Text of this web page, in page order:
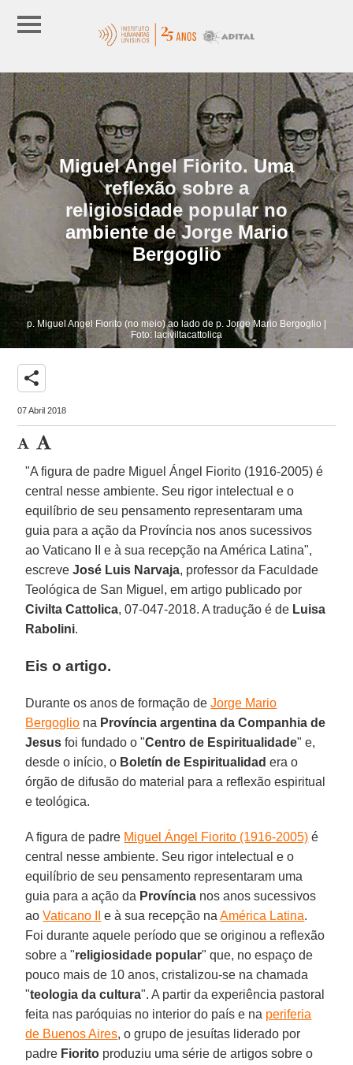
Miguel Angel Fiorito. Uma
reflexão sobre a
religiosidade popular no
ambiente de Jorge Mario
Bergoglio
p. Miguel Angel Fiorito (no meio) ao lado de p. Jorge Mario Bergoglio |
Foto: laciviltacattolica
share
07 Abril 2018
"A figura de padre Miguel Ángel Fiorito (1916-2005) é
central nesse ambiente. Seu rigor intelectual e o
equilíbrio de seu pensamento representaram uma
guia para a ação da Província nos anos sucessivos
ao Vaticano II e à sua recepção na América Latina",
escreveJosé Luis Narvaja, professor da Faculdade
Teológica de San Miguel, em artigo publicado por
Civilta Cattolica, 07-047-2018. A tradução é de Luisa
Rabolini.
Eis o artigo.
Durante os anos de formação deJorge Mario
Bergoglio na Província argentina da Companhia de
Jesus foi fundado o "Centro de Espiritualidade" e,
desde o início, o Boletín de Espiritualidad era o
órgão de difusão do material para a reflexão espiritual
e teológica.
A figura de padre Miguel Ángel Fiorito (1916-2005) é
central nesse ambiente. Seu rigor intelectual e o
equilíbrio de seu pensamento representaram uma
guia para a ação da Província nos anos sucessivos
aoVaticano II e à sua recepção naAmérica Latina.
Foi durante aquele período que se originou a reflexão
sobre a "religiosidade popular" que, no espaço de
pouco mais de 10 anos, cristalizou-se na chamada
"teologia da cultura". A partir da experiência pastoral
feita nas paróquias no interior do país e na periferia
de Buenos Aires, o grupo de jesuítas liderado por
padre Fiorito produziu uma série de artigos sobre o